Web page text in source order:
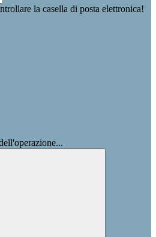
la casella di posta elettronica!